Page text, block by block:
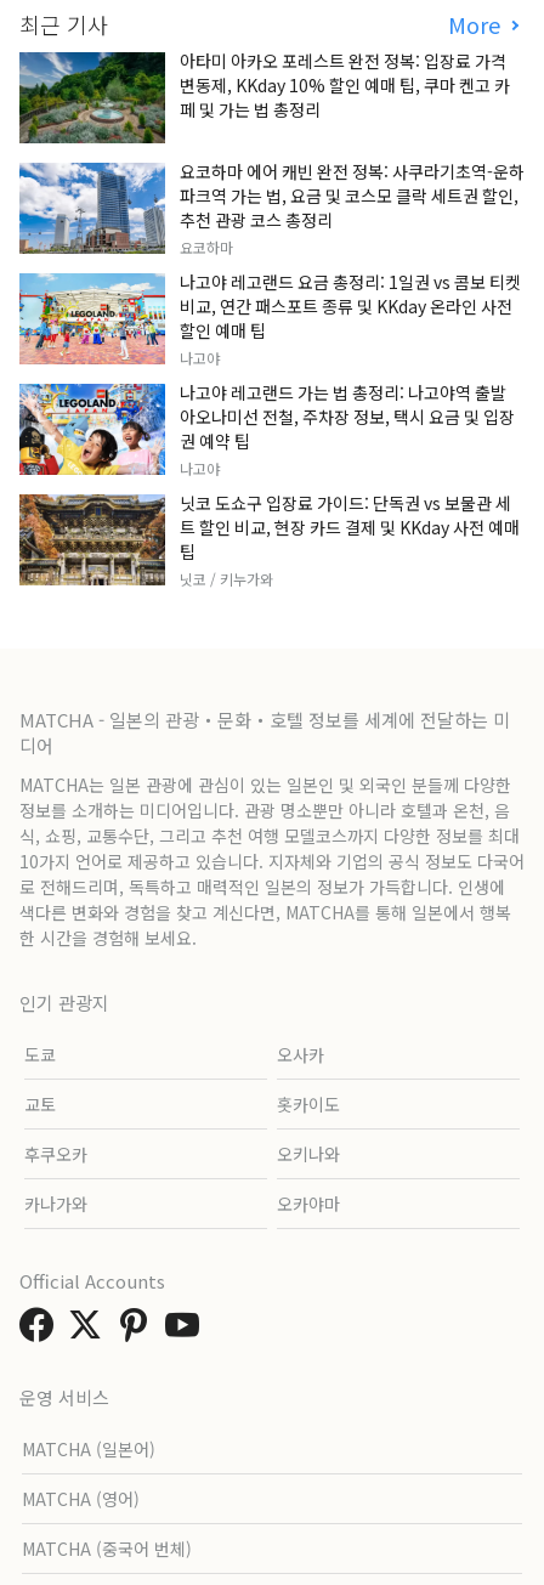
최근 기사 More
아타미 아카오 포레스트 완전 정복: 입장료 가격
변동제, KKday 10% 할인 예매 팁, 쿠마 켄고 카
페 및 가는 법 총정리
요코하마 에어 캐빈 완전 정복: 사쿠라기초역-운하
파크역 가는 법, 요금 및 코스모 클락 세트권 할인,
추천 관광 코스 총정리
요코하마
나고야 레고랜드 요금 총정리: 1일권 vs 콤보 티켓
비교, 연간 패스포트 종류 및 KKday 온라인 사전
할인 예매 팁
나고야
나고야 레고랜드 가는 법 총정리: 나고야역 출발
아오나미선 전철, 주차장 정보, 택시 요금 및 입장
권 예약 팁
나고야
닛코 도쇼구 입장료 가이드: 단독권 vs 보물관 세
트 할인 비교, 현장 카드 결제 및 KKday 사전 예매
팁
닛코 / 키누가와
MATCHA - 일본의 관광・문화・호텔 정보를 세계에 전달하는 미
디어
MATCHA는 일본 관광에 관심이 있는 일본인 및 외국인 분들께 다양한
정보를 소개하는 미디어입니다. 관광 명소뿐만 아니라 호텔과 온천, 음
식, 쇼핑, 교통수단, 그리고 추천 여행 모델코스까지 다양한 정보를 최대
10가지 언어로 제공하고 있습니다. 지자체와 기업의 공식 정보도 다국어
로 전해드리며, 독특하고 매력적인 일본의 정보가 가득합니다. 인생에
색다른 변화와 경험을 찾고 계신다면, MATCHA를 통해 일본에서 행복
한 시간을 경험해 보세요.
인기 관광지
도쿄 오사카
교토 홋카이도
후쿠오카 오키나와
카나가와 오카야마
운영 서비스
MATCHA (일본어)
MATCHA (영어)
MATCHA (중국어 번체)
Official Accounts